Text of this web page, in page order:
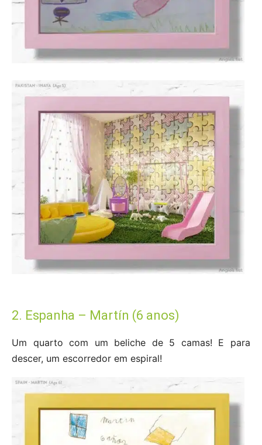
2. Espanha – Martín (6 anos)
Um quarto com um beliche de 5 camas! E para
descer, um escorredor em espiral!